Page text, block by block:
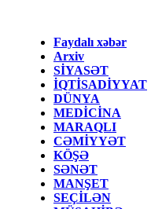
Faydalı xəbər
Arxiv
SİYASƏT
İQTİSADİYYAT
DÜNYA
MEDİCİNA
MARAQLI
CƏMİYYƏT
KÖŞƏ
SƏNƏT
MANŞET
SEÇİLƏN